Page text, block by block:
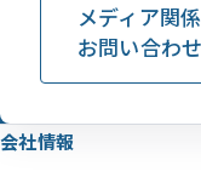
メディア関
お問い合わ
会社情報